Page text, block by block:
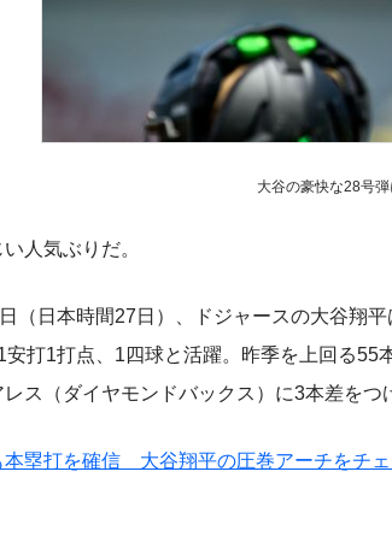
大谷の豪快な28号
人気ぶりだ。
（日本時間27日）、ドジャースの大谷翔
安打1打点、1四球と活躍。昨季を上回る
ス（ダイヤモンドバックス）に3本差をつ
本塁打を確信 大谷翔平の圧巻アーチをチ